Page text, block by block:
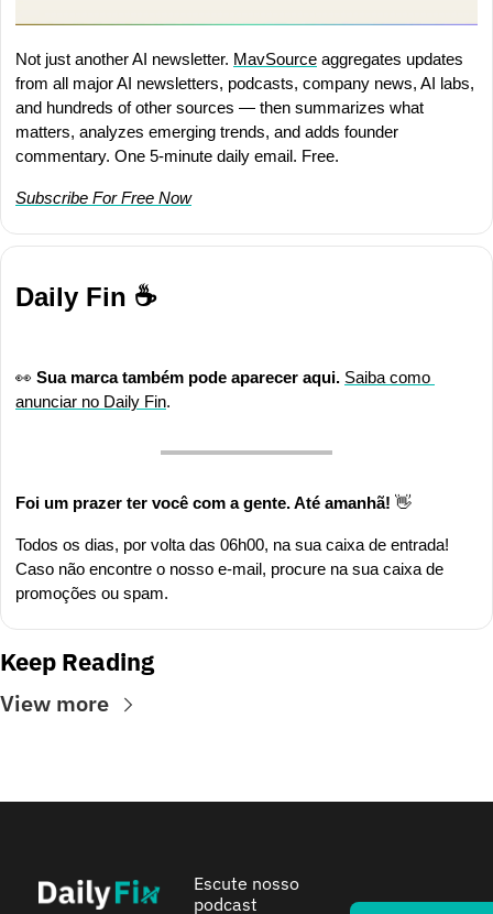
Not just another AI newsletter. MavSource aggregates updates
from all major AI newsletters, podcasts, company news, AI labs,
and hundreds of other sources — then summarizes what
matters, analyzes emerging trends, and adds founder
commentary. One 5-minute daily email. Free.
Subscribe For Free Now
Daily Fin ☕
👀 Sua marca também pode aparecer aqui. Saiba como
anunciar no Daily Fin.
Foi um prazer ter você com a gente. Até amanhã! 👋
Todos os dias, por volta das 06h00, na sua caixa de entrada!
Caso não encontre o nosso e-mail, procure na sua caixa de
promoções ou spam.
Keep Reading
View more
Escute nosso
podcast